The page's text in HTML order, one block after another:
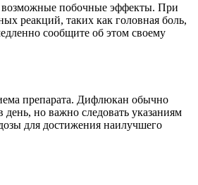
побочные эффекты. При
реакций, таких как головная боль,
сообщите об этом своему
препарата. Дифлюкан обычно
день, но важно следовать указаниям
для достижения наилучшего